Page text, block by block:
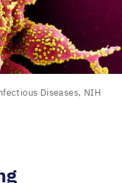
Diseases, NIH